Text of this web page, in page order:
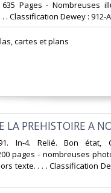
Pages - Nombreuses
. Classification Dewey : 912-
cartes et plans‎
PREHISTOIRE A
In-4. Relié. Bon état,
pages - nombreuses
texte. . . . Classification